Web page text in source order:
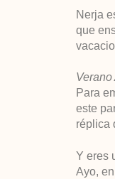
Nerja
que
Verano
Para
este
réplica
Y eres
Ayo,